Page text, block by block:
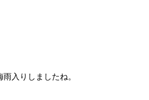
入りしましたね。